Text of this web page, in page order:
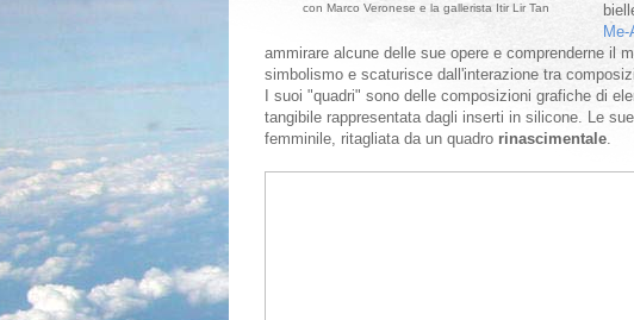
con Marco Veronese e la gallerista Itir Lir Tan
ammirare alcune delle sue opere e comprenderne il
simbolismo e scaturisce dall'interazione tra
I suoi "quadri" sono delle composizioni grafiche di
tangibile rappresentata dagli inserti in silicone. Le
femminile, ritagliata da un quadro rinascimentale.